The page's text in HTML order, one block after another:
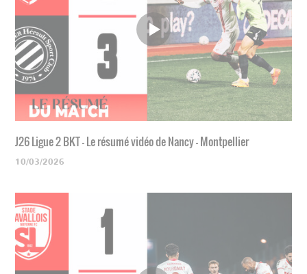
J26 Ligue 2 BKT - Le résumé vidéo de Nancy - Montpellier
10/03/2026